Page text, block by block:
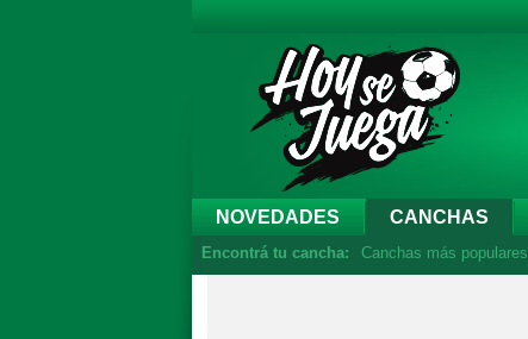
NOVEDADES CANCHAS
Encontrá tu cancha: Canchas más populares